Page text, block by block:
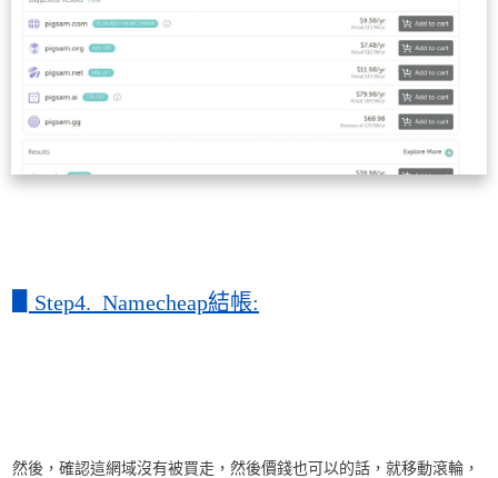
Step4. Namecheap結帳:
然後，確認這網域沒有被買走，然後價錢也可以的話，就移動滾輪，